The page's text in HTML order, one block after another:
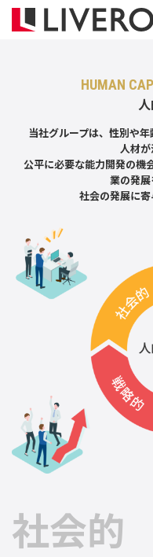
HUMAN
当社グループは、性別や
人材が
公平に必要な能力開発の機
業の発展
社会の発展に寄
社会的